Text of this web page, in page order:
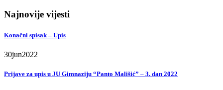
Najnovije vijesti
Konačni spisak – Upis
30jun2022
Prijave za upis u JU Gimnaziju “Panto Mališić” – 3. dan 2022